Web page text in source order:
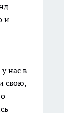
и
нас в
свою,